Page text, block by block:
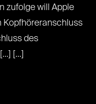
zufolge will Apple
Kopfhöreranschluss
des
[...]